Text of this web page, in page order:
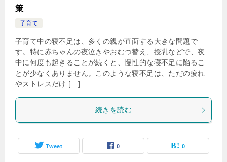
策
子育て
子育て中の寝不足は、多くの親が直面する大きな問題で
す。特に赤ちゃんの夜泣きやおむつ替え、授乳などで、夜
中に何度も起きることが続くと、慢性的な寝不足に陥るこ
とが少なくありません。このような寝不足は、ただの疲れ
やストレスだけ […]
続きを読む
Tweet 0 0